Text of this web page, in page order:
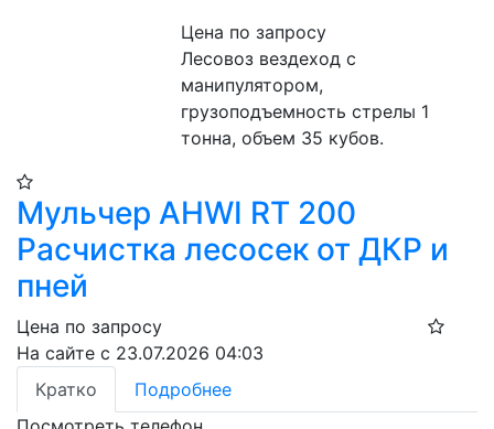
Цена по запросу
Лесовоз вездеход с
манипулятором,
грузоподъемность стрелы 1
тонна, объем 35 кубов.
Мульчер AHWI RT 200
Расчистка лесосек от ДКР и
пней
Цена по запросу
На сайте с 23.07.2026 04:03
Кратко
Подробнее